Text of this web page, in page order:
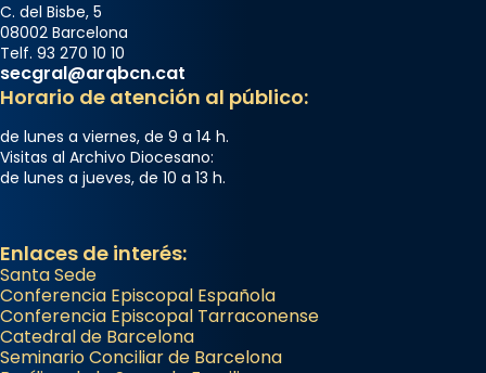
C. del Bisbe, 5
08002 Barcelona
Telf. 93 270 10 10
secgral@arqbcn.cat
Horario de atención al público:
de lunes a viernes, de 9 a 14 h.
Visitas al Archivo Diocesano:
de lunes a jueves, de 10 a 13 h.
Enlaces de interés:
Santa Sede
Conferencia Episcopal Española
Conferencia Episcopal Tarraconense
Catedral de Barcelona
Seminario Conciliar de Barcelona